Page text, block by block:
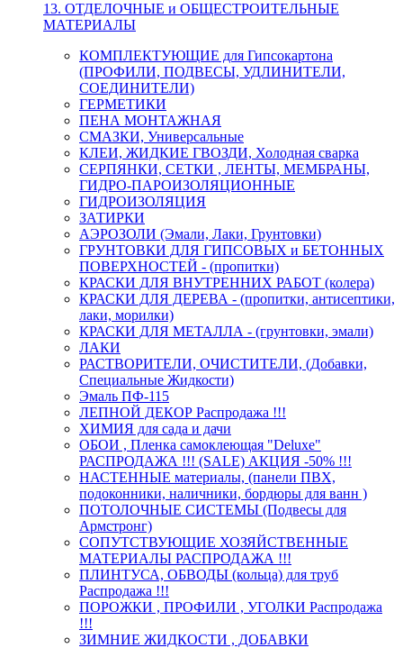
13. ОТДЕЛОЧНЫЕ и ОБЩЕСТРОИТЕЛЬНЫЕ
МАТЕРИАЛЫ
КОМПЛЕКТУЮЩИЕ для Гипсокартона
(ПРОФИЛИ, ПОДВЕСЫ, УДЛИНИТЕЛИ,
СОЕДИНИТЕЛИ)
ГЕРМЕТИКИ
ПЕНА МОНТАЖНАЯ
СМАЗКИ, Универсальные
КЛЕИ, ЖИДКИЕ ГВОЗДИ, Холодная сварка
СЕРПЯНКИ, СЕТКИ , ЛЕНТЫ, МЕМБРАНЫ,
ГИДРО-ПАРОИЗОЛЯЦИОННЫЕ
ГИДРОИЗОЛЯЦИЯ
ЗАТИРКИ
АЭРОЗОЛИ (Эмали, Лаки, Грунтовки)
ГРУНТОВКИ ДЛЯ ГИПСОВЫХ и БЕТОННЫХ
ПОВЕРХНОСТЕЙ - (пропитки)
КРАСКИ ДЛЯ ВНУТРЕННИХ РАБОТ (колера)
КРАСКИ ДЛЯ ДЕРЕВА - (пропитки, антисептики,
лаки, морилки)
КРАСКИ ДЛЯ МЕТАЛЛА - (грунтовки, эмали)
ЛАКИ
РАСТВОРИТЕЛИ, ОЧИСТИТЕЛИ, (Добавки,
Специальные Жидкости)
Эмаль ПФ-115
ЛЕПНОЙ ДЕКОР Распродажа !!!
ХИМИЯ для сада и дачи
ОБОИ , Пленка самоклеющая "Deluxe"
РАСПРОДАЖА !!! (SALE) АКЦИЯ -50% !!!
НАСТЕННЫЕ материалы, (панели ПВХ,
подоконники, наличники, бордюры для ванн )
ПОТОЛОЧНЫЕ СИСТЕМЫ (Подвесы для
Армстронг)
СОПУТСТВУЮЩИЕ ХОЗЯЙСТВЕННЫЕ
МАТЕРИАЛЫ РАСПРОДАЖА !!!
ПЛИНТУСА, ОБВОДЫ (кольца) для труб
Распродажа !!!
ПОРОЖКИ , ПРОФИЛИ , УГОЛКИ Распродажа
!!!
ЗИМНИЕ ЖИДКОСТИ , ДОБАВКИ